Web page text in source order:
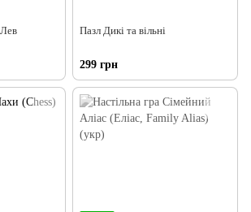
Пазл Дикі та вільні
299 грн